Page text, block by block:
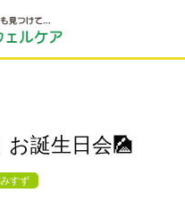
お誕生日会🎑
すず